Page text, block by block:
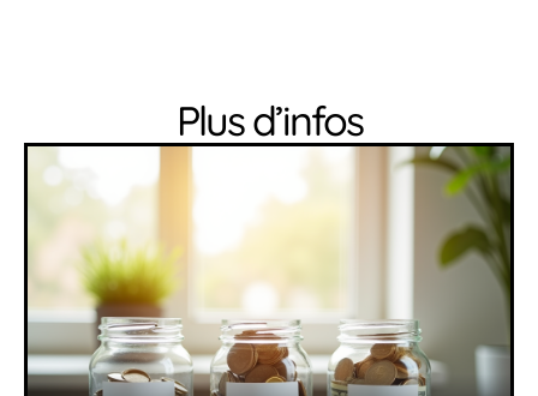
Plus d’infos